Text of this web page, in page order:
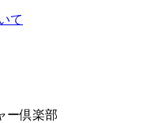
て
ー倶楽部